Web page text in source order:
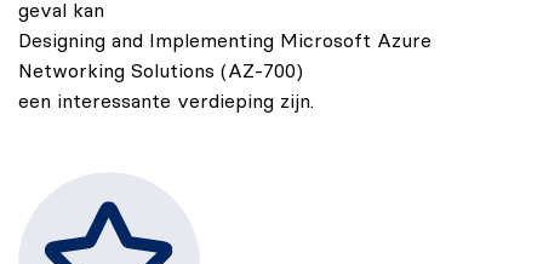
geval kan
Designing and Implementing Microsoft Azure
Networking Solutions (AZ-700)
een interessante verdieping zijn.